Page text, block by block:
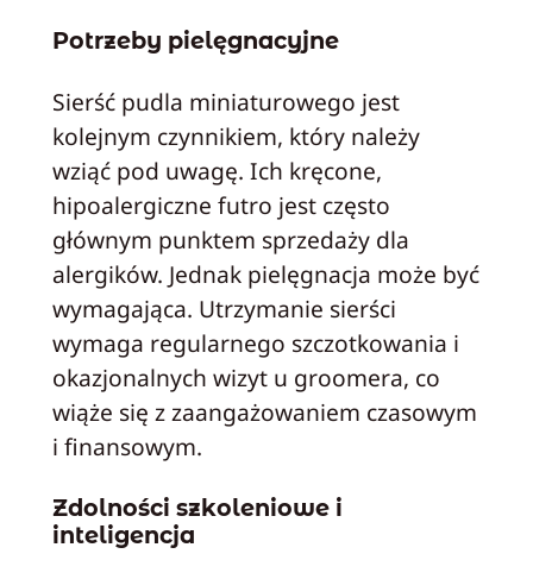
Potrzeby pielęgnacyjne
Sierść pudla miniaturowego jest
kolejnym czynnikiem, który należy
wziąć pod uwagę. Ich kręcone,
hipoalergiczne futro jest często
głównym punktem sprzedaży dla
alergików. Jednak pielęgnacja może być
wymagająca. Utrzymanie sierści
wymaga regularnego szczotkowania i
okazjonalnych wizyt u groomera, co
wiąże się z zaangażowaniem czasowym
i finansowym.
Zdolności szkoleniowe i
inteligencja